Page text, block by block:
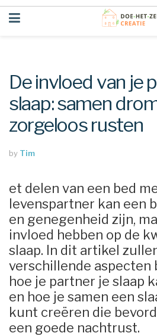
De invloed van je
slaap: samen
zorgeloos rusten
by Tim
et delen van een bed
levenspartner kan een
en genegenheid zijn,
invloed hebben op de
slaap. In dit artikel
verschillende aspecten
hoe je partner je slaap
en hoe je samen een
kunt creëren die
een goede nachtrust.